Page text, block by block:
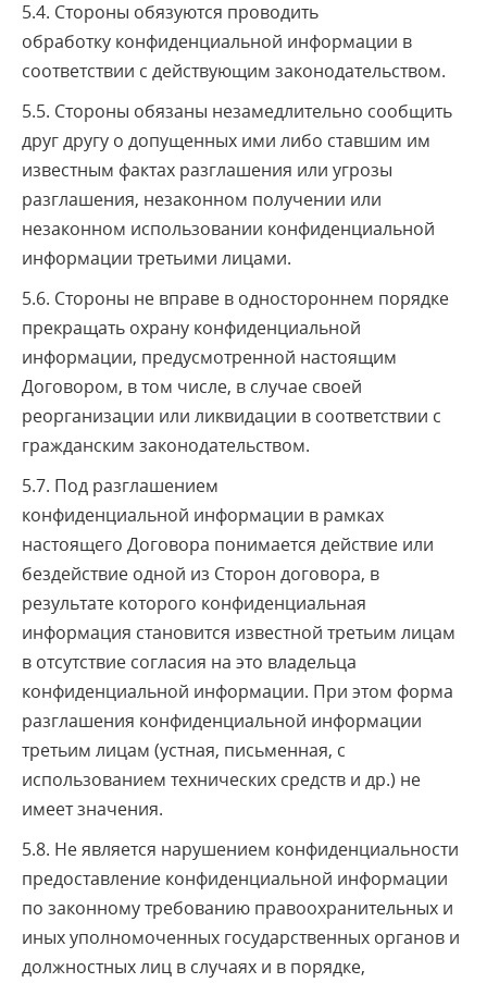
5.4. Стороны обязуются проводить
обработку конфиденциальной информации в
соответствии с действующим законодательством.
5.5. Стороны обязаны незамедлительно сообщить
друг другу о допущенных ими либо ставшим им
известным фактах разглашения или угрозы
разглашения, незаконном получении или
незаконном использовании конфиденциальной
информации третьими лицами.
5.6. Стороны не вправе в одностороннем порядке
прекращать охрану конфиденциальной
информации, предусмотренной настоящим
Договором, в том числе, в случае своей
реорганизации или ликвидации в соответствии с
гражданским законодательством.
5.7. Под разглашением
конфиденциальной информации в рамках
настоящего Договора понимается действие или
бездействие одной из Сторон договора, в
результате которого конфиденциальная
информация становится известной третьим лицам
в отсутствие согласия на это владельца
конфиденциальной информации. При этом форма
разглашения конфиденциальной информации
третьим лицам (устная, письменная, с
использованием технических средств и др.) не
имеет значения.
5.8. Не является нарушением конфиденциальности
предоставление конфиденциальной информации
по законному требованию правоохранительных и
иных уполномоченных государственных органов и
должностных лиц в случаях и в порядке,